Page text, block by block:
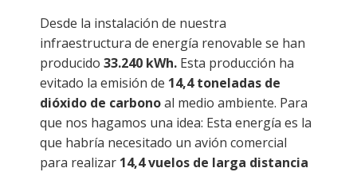
Desde la instalación de nuestra
infraestructura de energía renovable se han
producido 33.240 kWh. Esta producción ha
evitado la emisión de 14,4 toneladas de
dióxido de carbonoal medio ambiente. Para
que nos hagamos una idea: Esta energía es la
que habría necesitado un avión comercial
para realizar 14,4 vuelos de larga distancia